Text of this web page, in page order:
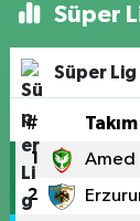
Süper
Süper Lig
# Takım
1 Amed
2